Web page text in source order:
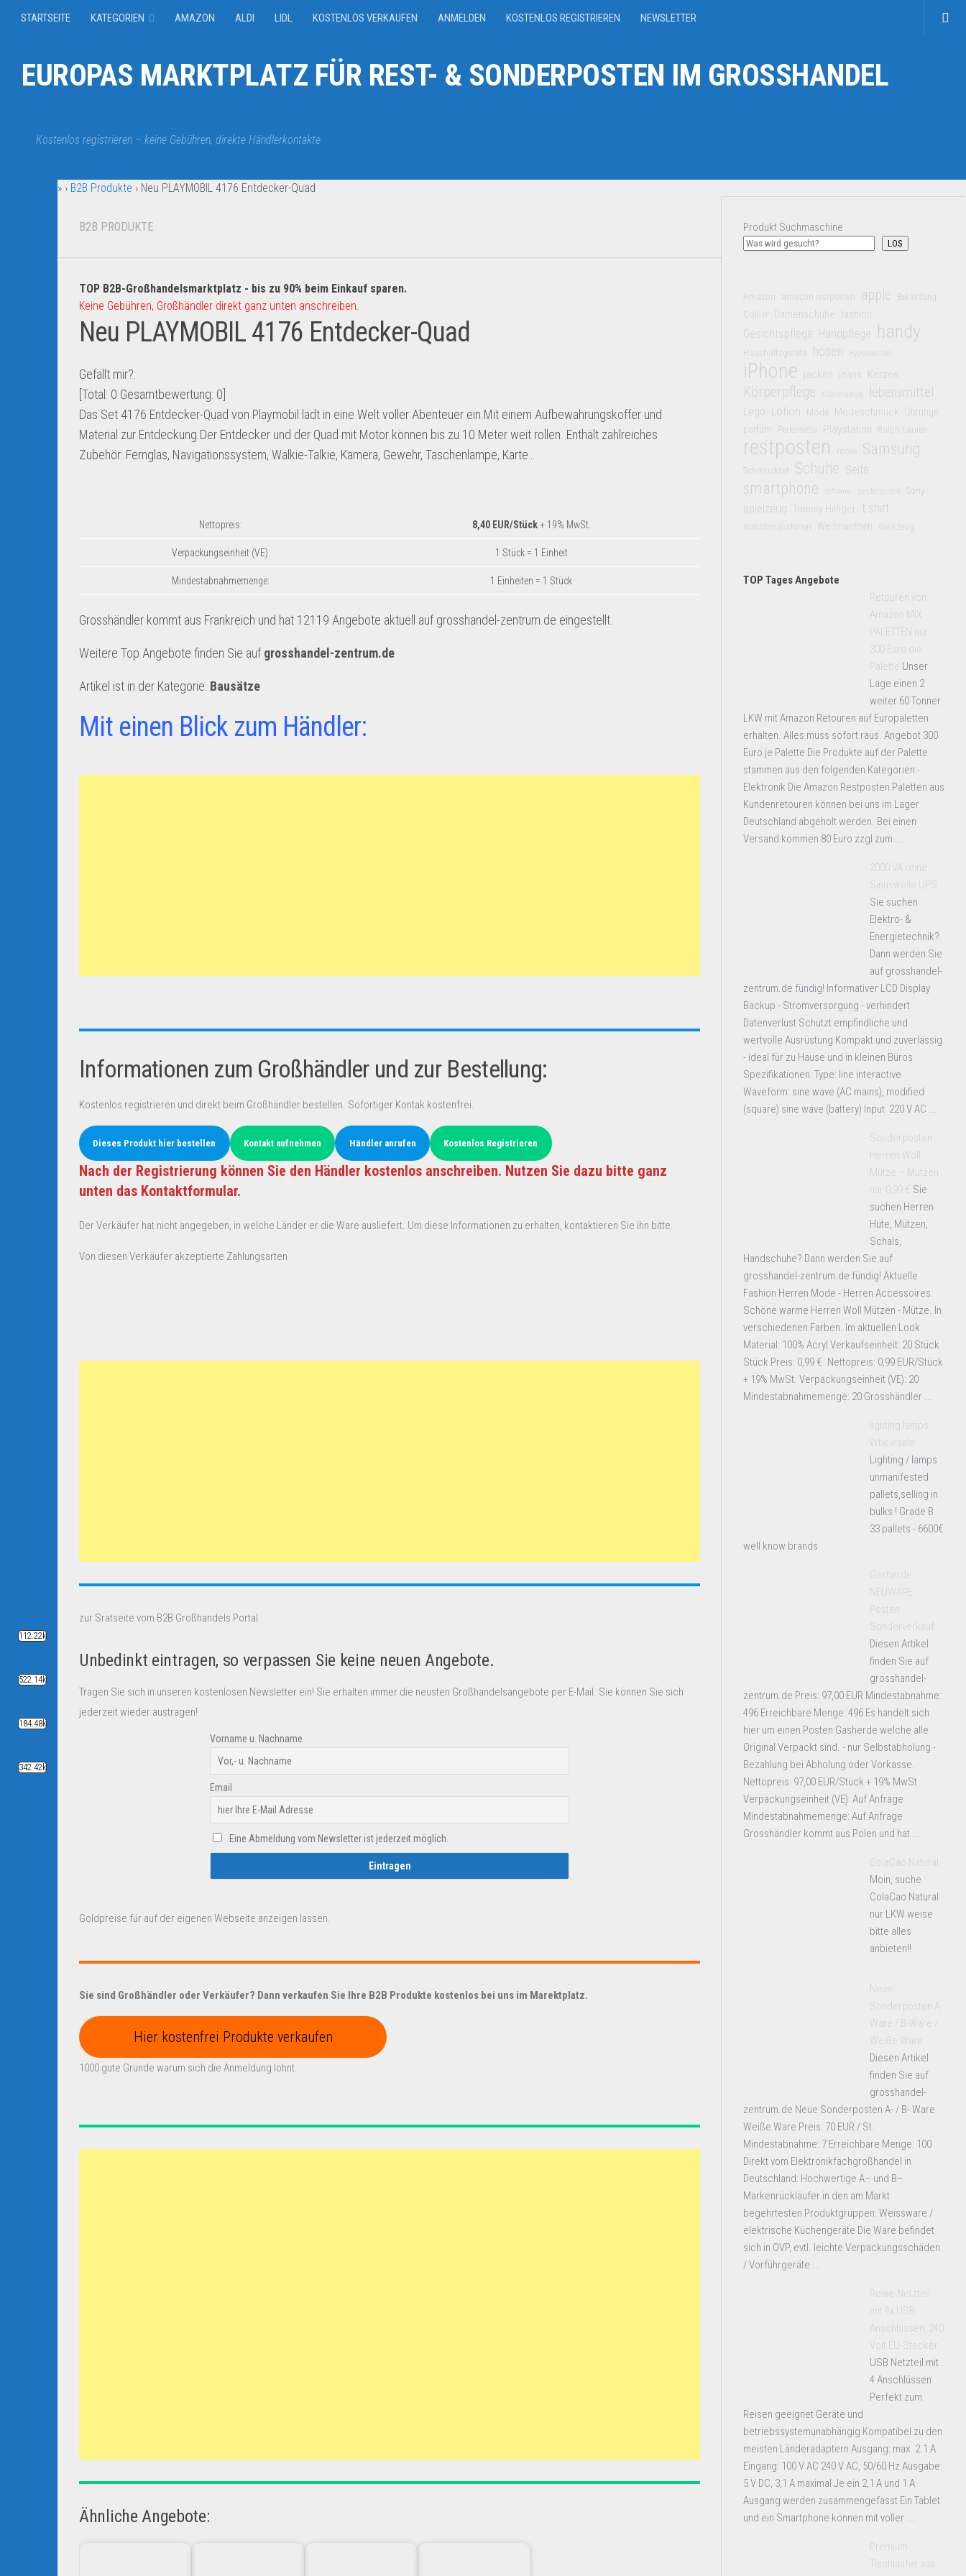
STARTSEITE KATEGORIEN AMAZON ALDI LIDL KOSTENLOS VERKAUFEN ANMELDEN KOSTENLOS REGISTRIEREN NEWSLETTER
EUROPAS MARKTPLATZ FÜR REST- & SONDERPOSTEN IM GROSSHANDEL
Kostenlos registrieren – keine Gebühren, direkte Händlerkontakte
» › B2B Produkte › Neu PLAYMOBIL 4176 Entdecker-Quad
B2B PRODUKTE
TOP B2B-Großhandelsmarktplatz - bis zu 90% beim Einkauf sparen.
Keine Gebühren, Großhändler direkt ganz unten anschreiben.
Neu PLAYMOBIL 4176 Entdecker-Quad
Gefällt mir?:
[Total: 0 Gesamtbewertung: 0
Das Set 4176 Entdecker-Quad von Playmobil lädt in eine Welt voller Abenteuer ein.Mit einem Aufbewahrungskoffer und
Material zur Entdeckung.Der Entdecker und der Quad mit Motor können bis zu 10 Meter weit rollen. Enthält zahlreiches
Zubehör: Fernglas, Navigationssystem, Walkie-Talkie, Kamera, Gewehr, Taschenlampe, Karte…
Nettopreis: 8,40 EUR/Stück+ 19% MwSt.
Verpackungseinheit (VE): 1 Stück = 1 Einheit
Mindestabnahmemenge: 1 Einheiten = 1 Stück
Grosshändler kommt aus Frankreich und hat 12119 Angebote aktuell auf grosshandel-zentrum.de eingestellt.
Weitere Top Angebote finden Sie aufgrosshandel-zentrum.de
Artikel ist in der Kategorie: Bausätze
Mit einen Blick zum Händler:
Informationen zum Großhändler und zur Bestellung:
Kostenlos registrieren und direkt beim Großhändler bestellen. Sofortiger Kontak kostenfrei.
Dieses Produkt hier bestellen Kontakt aufnehmen Händler anrufen Kostenlos Registrieren
Nach der Registrierung können Sie den Händler kostenlos anschreiben. Nutzen Sie dazu bitte ganz
unten das Kontaktformular.
Der Verkäufer hat nicht angegeben, in welche Länder er die Ware ausliefert. Um diese Informationen zu erhalten, kontaktieren Sie ihn bitte.
Von diesen Verkäufer akzeptierte Zahlungsarten
zur Sratseite vom B2B Großhandels Portal
Unbedinkt eintragen, so verpassen Sie keine neuen Angebote.
Tragen Sie sich in unseren kostenlosen Newsletter ein! Sie erhalten immer die neusten Großhandelsangebote per E-Mail. Sie können Sie sich
jederzeit wieder austragen!
Vorname u. Nachname
Email
Eine Abmeldung vom Newsletter ist jederzeit möglich.
Goldpreise für auf der eigenen Webseite anzeigen lassen.
Sie sind Großhändler oder Verkäufer? Dann verkaufen Sie Ihre B2B Produkte kostenlos bei uns im Marektplatz.
Hier kostenfrei Produkte verkaufen
1000 gute Gründe warum sich die Anmeldung lohnt.
Ähnliche Angebote:
Produkt Suchmaschine
LOS
Amazon amazon restposten apple Bekleidung
Collier Damenschuhe fashion
Gesichtspflege Handpflege handy
Haushaltsgeräte hosen Hygieneartikel
iPhone jacken jeans Kerzen
Körperpflege Küchengeräte lebensmittel
Lego Lotion Mode Modeschmuck Ohrringe
parfüm
Perlenkette Playstation Ralph Lauren
restposten röcke Samsung
Schmuckset Schuhe Seife
smartphone software sonderposten Sony
spielzeug Tommy Hilfiger t shirt
Waschmaschinen Weihnachten Werkzeug
TOP Tages Angebote
Retouren von
Amazon MIX
PALETTEN nur
300 Euro die
Palette Unser
Lage einen 2
weiter 60 Tonner
LKW mit Amazon Retouren auf Europaletten
erhalten. Alles muss sofort raus. Angebot 300
Euro je Palette Die Produkte auf der Palette
stammen aus den folgenden Kategorien:-
Elektronik Die Amazon Restposten Paletten aus
Kundenretouren können bei uns im Lager
Deutschland abgeholt werden. Bei einen
Versand kommen 80 Euro zzgl zum ...
2000 VA reine
Sinuswelle UPS
Sie suchen
Elektro- &
Energietechnik?
Dann werden Sie
auf grosshandel-
zentrum.de fündig! Informativer LCD Display
Backup - Stromversorgung - verhindert
Datenverlust Schützt empfindliche und
wertvolle Ausrüstung Kompakt und zuverlässig
- ideal für zu Hause und in kleinen Büros
Spezifikationen: Type: line interactive
Waveform: sine wave (AC mains), modified
(square) sine wave (battery) Input: 220 V AC ...
Sonderposten
Herren Woll
Mütze – Mützen
nur 0,99 € Sie
suchen Herren
Hüte, Mützen,
Schals,
Handschuhe? Dann werden Sie auf
grosshandel-zentrum.de fündig! Aktuelle
Fashion Herren Mode - Herren Accessoires.
Schöne warme Herren Woll Mützen - Mütze. In
verschiedenen Farben. Im aktuellen Look.
Material: 100% Acryl Verkaufseinheit: 20 Stück
Stück Preis: 0,99 €. Nettopreis: 0,99 EUR/Stück
+ 19% MwSt. Verpackungseinheit (VE): 20
Mindestabnahmemenge: 20 Grosshändler ...
lighting lamps
Wholesale
Lighting / lamps
unmanifested
pallets,selling in
bulks ! Grade B
33 pallets - 6600€
well know brands
Gasherde
NEUWARE
Posten
Sonderverkauf
Diesen Artikel
finden Sie auf
grosshandel-
zentrum.de Preis: 97,00 EUR Mindestabnahme:
496 Erreichbare Menge: 496 Es handelt sich
hier um einen Posten Gasherde welche alle
Original Verpackt sind. - nur Selbstabholung -
Bezahlung bei Abholung oder Vorkasse.
Nettopreis: 97,00 EUR/Stück + 19% MwSt.
Verpackungseinheit (VE): Auf Anfrage
Mindestabnahmemenge: Auf Anfrage
Grosshändler kommt aus Polen und hat ...
ColaCao Natural
Moin, suche
ColaCao Natural
nur LKW weise
bitte alles
anbieten!!
Neue
Sonderposten A-
Ware / B-Ware /
Weiße Ware
Diesen Artikel
finden Sie auf
grosshandel-
zentrum.de Neue Sonderposten A- / B- Ware
Weiße Ware Preis: 70 EUR / St.
Mindestabnahme: 7 Erreichbare Menge: 100
Direkt vom Elektronikfachgroßhandel in
Deutschland: Hochwertige A– und B–
Markenrückläufer in den am Markt
begehrtesten Produktgruppen: Weissware /
elektrische Küchengeräte Die Ware befindet
sich in OVP, evtl. leichte Verpackungsschäden
/ Vorführgeräte ...
Reise-Netzteil
mit 4x USB-
Anschlüssen, 240
Volt EU-Stecker
USB Netzteil mit
4 Anschlüssen
Perfekt zum
Reisen geeignet Geräte und
betriebssystemunabhängig Kompatibel zu den
meisten Länderadaptern Ausgang: max. 2.1 A
Eingang: 100 V AC 240 V AC, 50/60 Hz Ausgabe:
5 V DC, 3,1 A maximal Je ein 2,1 A und 1 A
Ausgang werden zusammengefasst Ein Tablet
und ein Smartphone können mit voller ...
Premium
Tischläufer aus
112.22k
522.14k
184.48k
342.42k